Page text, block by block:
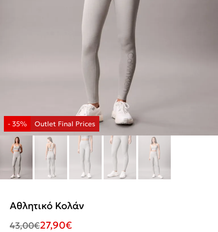
Αθλητικό Κολάν
43,00€27,90€